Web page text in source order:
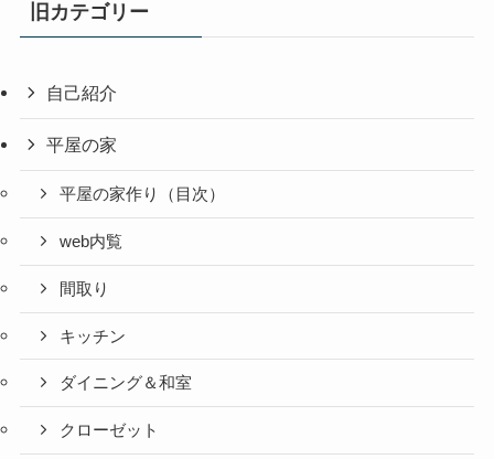
旧カテゴリー
自己紹介
平屋の家
平屋の家作り（目次）
web内覧
間取り
キッチン
ダイニング＆和室
クローゼット